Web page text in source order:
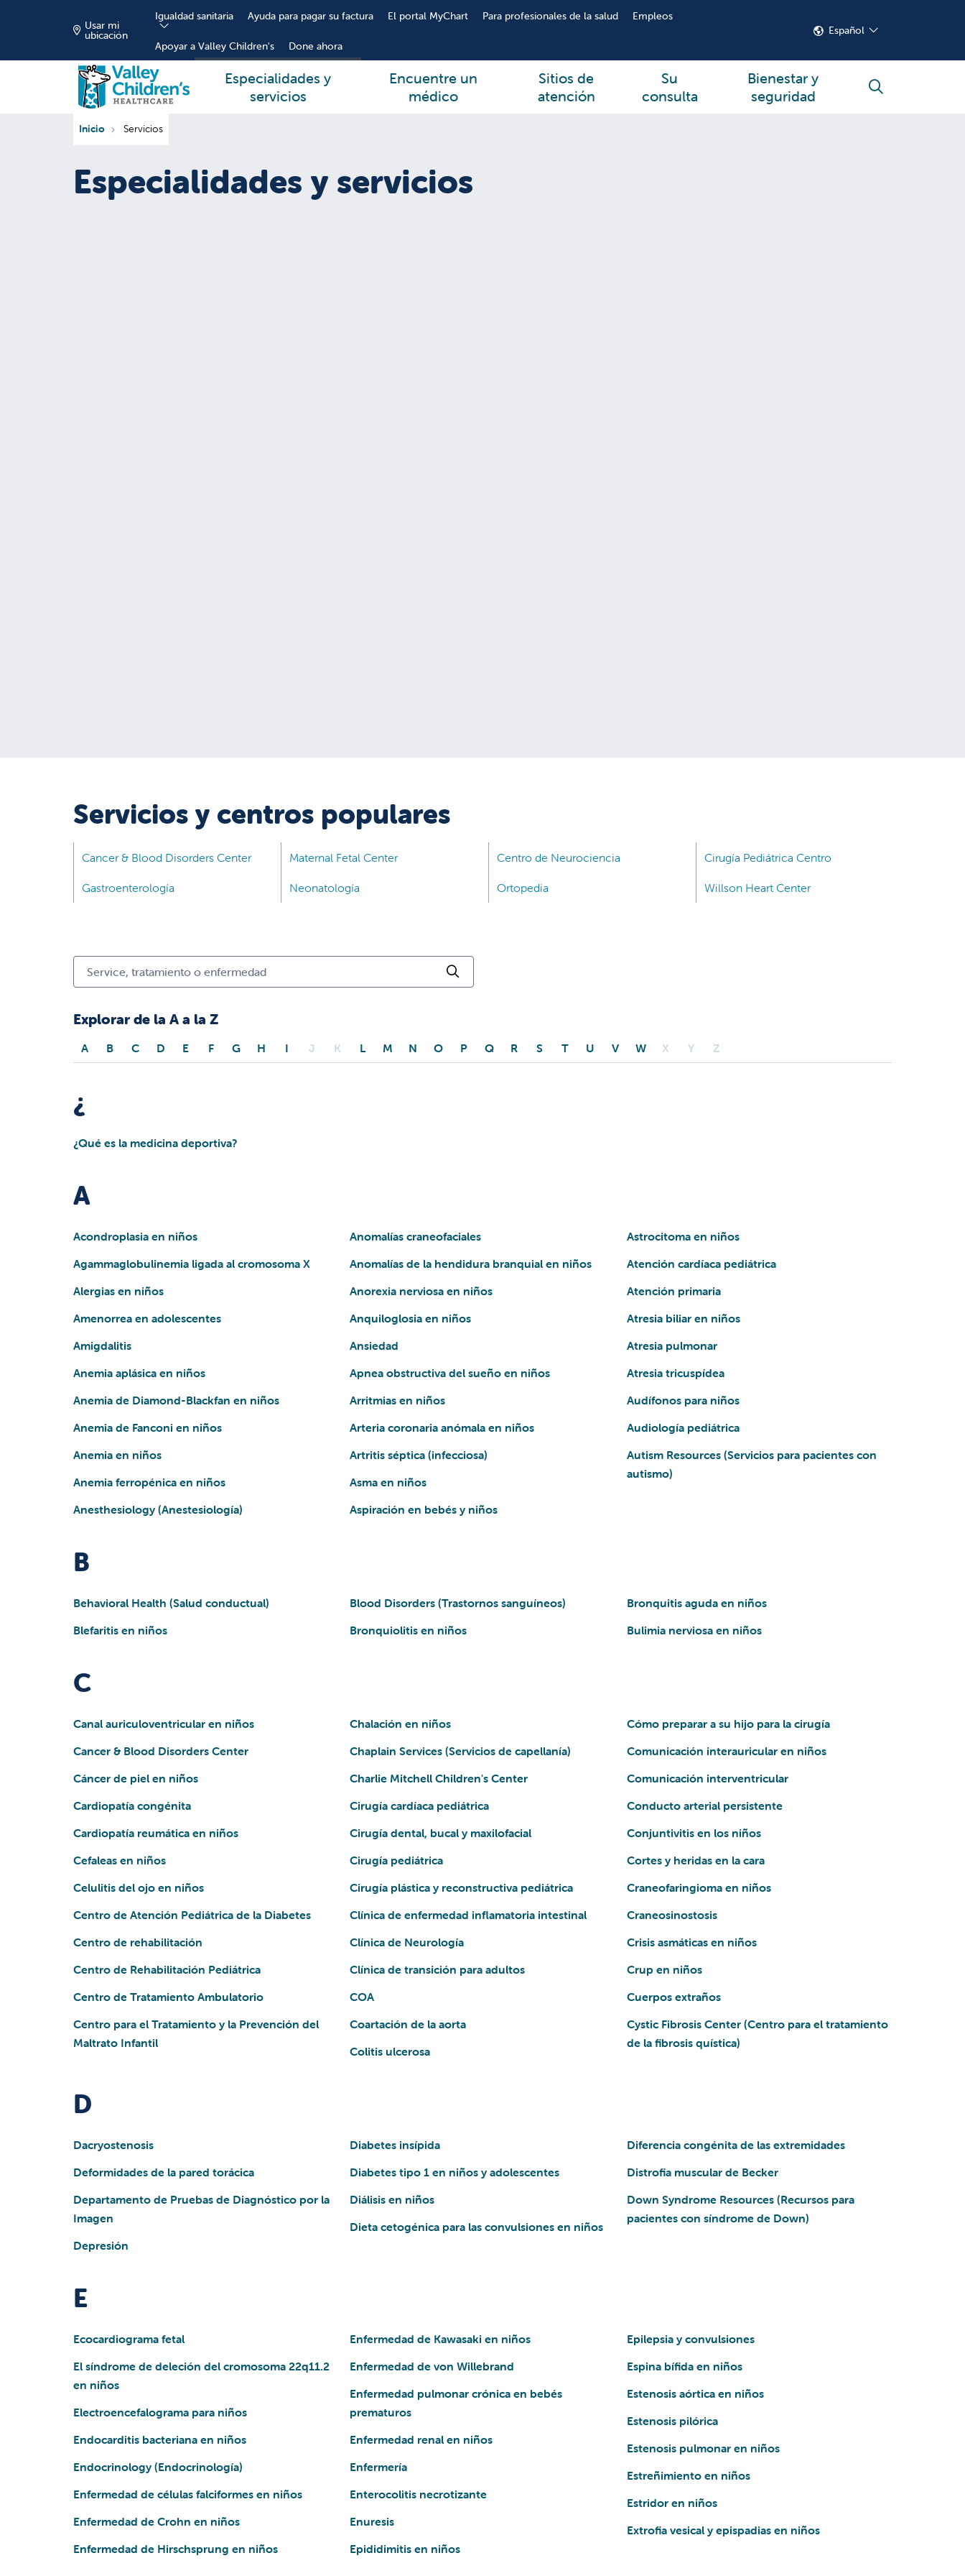
Usar mi
ubicación
Igualdad sanitaria Ayuda para pagar su factura El portal MyChart Para profesionales de la salud Empleos
Apoyar a Valley Children's Done ahora
Español
Especialidades y
servicios
Encuentre un
médico
Sitios de
atención
Su
consulta
Bienestar y
seguridad
buscar
Inicio Servicios
Especialidades y servicios
Servicios y centros populares
Cancer & Blood Disorders Center
Gastroenterología
Maternal Fetal Center
Neonatología
Centro de Neurociencia
Ortopedia
Cirugía Pediátrica Centro
Willson Heart Center
Service, tratamiento o enfermedad
Explorar de la A a la Z
A B C D E F G H I J K L M N O P Q R S T U V W X Y Z
¿
¿Qué es la medicina deportiva?
A
Acondroplasia en niños
Agammaglobulinemia ligada al cromosoma X
Alergias en niños
Amenorrea en adolescentes
Amigdalitis
Anemia aplásica en niños
Anemia de Diamond-Blackfan en niños
Anemia de Fanconi en niños
Anemia en niños
Anemia ferropénica en niños
Anesthesiology (Anestesiología)
Anomalías craneofaciales
Anomalías de la hendidura branquial en niños
Anorexia nerviosa en niños
Anquiloglosia en niños
Ansiedad
Apnea obstructiva del sueño en niños
Arritmias en niños
Arteria coronaria anómala en niños
Artritis séptica (infecciosa)
Asma en niños
Aspiración en bebés y niños
Astrocitoma en niños
Atención cardíaca pediátrica
Atención primaria
Atresia biliar en niños
Atresia pulmonar
Atresia tricuspídea
Audífonos para niños
Audiología pediátrica
Autism Resources (Servicios para pacientes con
autismo)
B
Behavioral Health (Salud conductual)
Blefaritis en niños
Blood Disorders (Trastornos sanguíneos)
Bronquiolitis en niños
Bronquitis aguda en niños
Bulimia nerviosa en niños
C
Canal auriculoventricular en niños
Cancer & Blood Disorders Center
Cáncer de piel en niños
Cardiopatía congénita
Cardiopatía reumática en niños
Cefaleas en niños
Celulitis del ojo en niños
Centro de Atención Pediátrica de la Diabetes
Centro de rehabilitación
Centro de Rehabilitación Pediátrica
Centro de Tratamiento Ambulatorio
Centro para el Tratamiento y la Prevención del
Maltrato Infantil
Chalación en niños
Chaplain Services (Servicios de capellanía)
Charlie Mitchell Children's Center
Cirugía cardíaca pediátrica
Cirugía dental, bucal y maxilofacial
Cirugía pediátrica
Cirugía plástica y reconstructiva pediátrica
Clínica de enfermedad inflamatoria intestinal
Clínica de Neurología
Clínica de transición para adultos
COA
Coartación de la aorta
Colitis ulcerosa
Cómo preparar a su hijo para la cirugía
Comunicación interauricular en niños
Comunicación interventricular
Conducto arterial persistente
Conjuntivitis en los niños
Cortes y heridas en la cara
Craneofaringioma en niños
Craneosinostosis
Crisis asmáticas en niños
Crup en niños
Cuerpos extraños
Cystic Fibrosis Center (Centro para el tratamiento
de la fibrosis quística)
D
Dacryostenosis
Deformidades de la pared torácica
Departamento de Pruebas de Diagnóstico por la
Imagen
Depresión
Diabetes insípida
Diabetes tipo 1 en niños y adolescentes
Diálisis en niños
Dieta cetogénica para las convulsiones en niños
Diferencia congénita de las extremidades
Distrofia muscular de Becker
Down Syndrome Resources (Recursos para
pacientes con síndrome de Down)
E
Ecocardiograma fetal
El síndrome de deleción del cromosoma 22q11.2
en niños
Electroencefalograma para niños
Endocarditis bacteriana en niños
Endocrinology (Endocrinología)
Enfermedad de células falciformes en niños
Enfermedad de Crohn en niños
Enfermedad de Hirschsprung en niños
Enfermedad de Kawasaki en niños
Enfermedad de von Willebrand
Enfermedad pulmonar crónica en bebés
prematuros
Enfermedad renal en niños
Enfermería
Enterocolitis necrotizante
Enuresis
Epididimitis en niños
Epilepsia y convulsiones
Espina bífida en niños
Estenosis aórtica en niños
Estenosis pilórica
Estenosis pulmonar en niños
Estreñimiento en niños
Estridor en niños
Extrofia vesical y epispadias en niños